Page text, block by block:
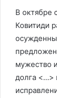
В октябре
Ковитиди
мужество
долга <…>